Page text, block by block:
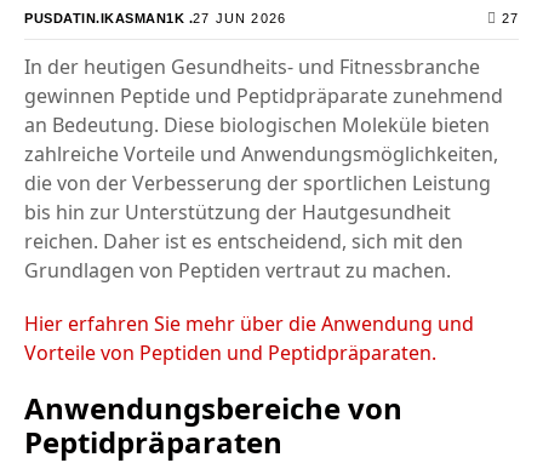
PUSDATIN.IKASMAN1K .27 JUN 2026 27
In der heutigen Gesundheits- und Fitnessbranche
gewinnen Peptide und Peptidpräparate zunehmend
an Bedeutung. Diese biologischen Moleküle bieten
zahlreiche Vorteile und Anwendungsmöglichkeiten,
die von der Verbesserung der sportlichen Leistung
bis hin zur Unterstützung der Hautgesundheit
reichen. Daher ist es entscheidend, sich mit den
Grundlagen von Peptiden vertraut zu machen.
Hier erfahren Sie mehr über die Anwendung und
Vorteile von Peptiden und Peptidpräparaten.
Anwendungsbereiche von
Peptidpräparaten